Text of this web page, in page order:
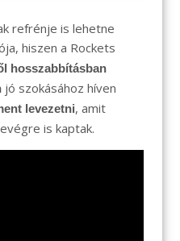
refrénje is lehetne
hiszen a Rockets
hosszabbításban
jó szokásához híven
levezetni, amit
is kaptak.